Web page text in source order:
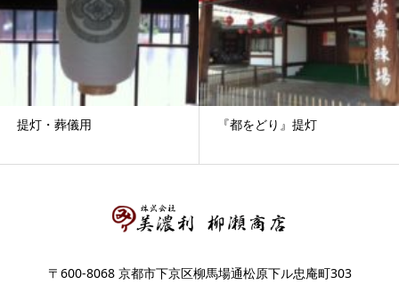
提灯・葬儀用 『都をどり』提灯
〒600-8068 京都市下京区柳馬場通松原下ル忠庵町303